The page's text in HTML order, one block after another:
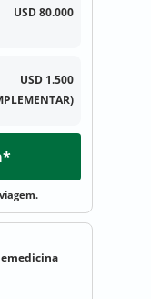
USD 80.000
USD 1.500